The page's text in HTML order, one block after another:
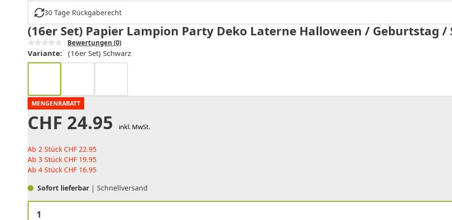
30 Tage Rückgaberecht
(16er Set) Papier Lampion Party Deko Laterne Halloween / Geburtstag /
Bewertungen (0)
Variante: (16er Set) Schwarz
MENGENRABATT
CHF 24.95 inkl. MwSt.
Ab 2 Stück CHF 22.95
Ab 3 Stück CHF 19.95
Ab 4 Stück CHF 16.95
Sofort lieferbar | Schnellversand